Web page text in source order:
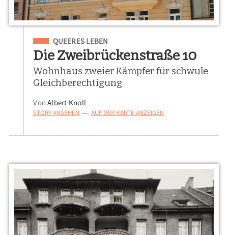
Eingeordnet unter
QUEERES LEBEN
Die Zweibrückenstraße 10
Wohnhaus zweier Kämpfer für schwule
Gleichberechtigung
VonAlbert Knoll
STORY ANSEHEN — AUF DER KARTE ANZEIGEN